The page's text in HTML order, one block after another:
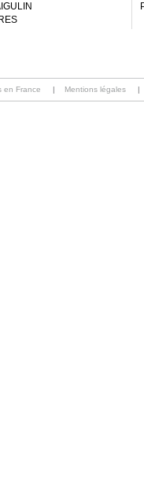
en France | Mentions légales |